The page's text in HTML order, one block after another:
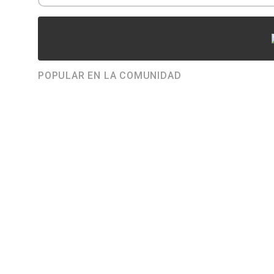
POPULAR EN LA COMUNIDAD